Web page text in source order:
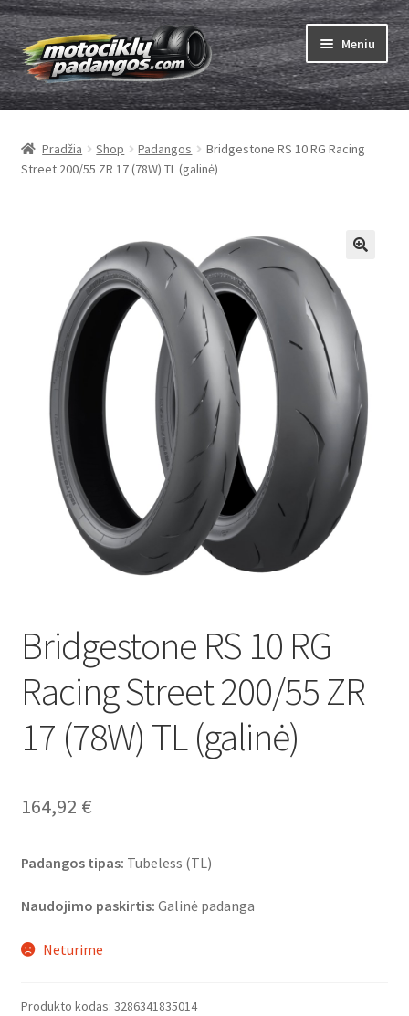
Pereiti
prie
meniu
Pereiti
prie
turinio
Meniu
Padangos
menu
Kameros
menu
Kaip užsisakyti
Brand
sub-
menu
Kontaktai
Pradžia Shop Padangos
Bridgestone RS 10 RG Racing
Street 200/55 ZR 17 (78W) TL (galinė)
Bridgestone RS 10 RG
Racing Street 200/55 ZR
17 (78W) TL (galinė)
164,92 €
Padangos tipas: Tubeless (TL)
Naudojimo paskirtis: Galinė padanga
Neturime
Produkto kodas: 3286341835014